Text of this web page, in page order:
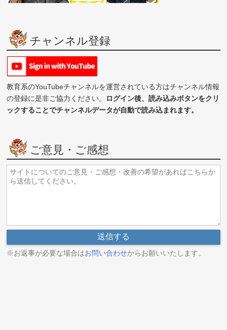
チャンネル登録
教育系のYouTubeチャンネルを運営されている方はチャンネル情報
の登録に是非ご協力ください。 ログイン後、読み込みボタンをクリ
ックすることでチャンネルデータが自動で読み込まれます。
ご意見・ご感想
※お返事が必要な場合はお問い合わせからお願いいたします。